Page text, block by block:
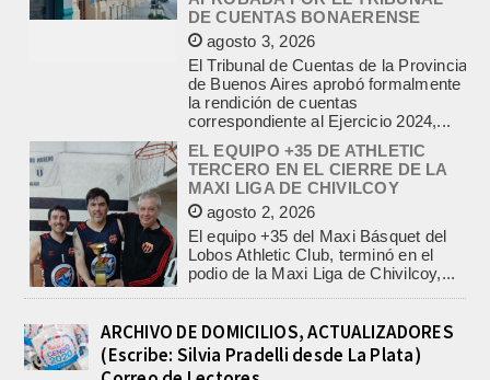
El Tribunal de Cuentas de la Provincia
de Buenos Aires aprobó formalmente
la rendición de cuentas
correspondiente al Ejercicio 2024,...
EL EQUIPO +35 DE ATHLETIC
TERCERO EN EL CIERRE DE LA
MAXI LIGA DE CHIVILCOY
agosto 2, 2026
El equipo +35 del Maxi Básquet del
Lobos Athletic Club, terminó en el
podio de la Maxi Liga de Chivilcoy,...
INFORME DE DEFENSA CIVIL
LOBOS, COLABORACION EN LA
BUSQUEDA DE UNA PERSONA EN
EL ARROYO SALADILLO
agosto 5, 2026
En las primeras horas de la tarde del
martes, el Intendente Jorge
ARCHIVO DE DOMICILIOS, ACTUALIZADORES
(Escribe: Silvia Pradelli desde La Plata)